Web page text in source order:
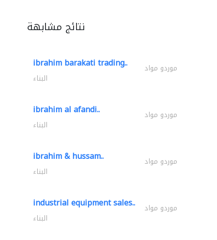
نتائج مشابهة
ibrahim barakati trading.. موردو مواد
البناء
ibrahim al afandi.. موردو مواد
البناء
ibrahim & hussam.. موردو مواد
البناء
industrial equipment sales.. موردو مواد
البناء